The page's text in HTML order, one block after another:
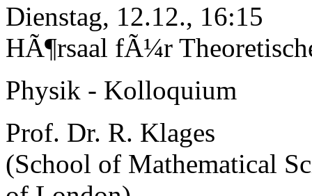
Dienstag, 12.12., 16:15
HÃ¶rsaal fÃ¼r
Physik - Kolloquium
Prof. Dr. R. Klages
(School of Mathematical